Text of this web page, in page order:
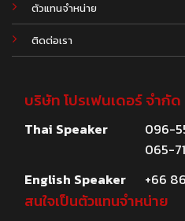
ตัวแทนจำหน่าย
ติดต่อเรา
บริษัท โปรเฟนเดอร์ จำกัด
Thai Speaker
096-
065-
English Speaker
+66
สนใจเป็นตัวแทนจำหน่าย